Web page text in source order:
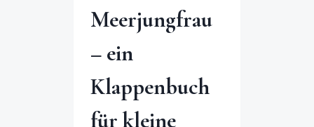
Meerjungfrau
– ein
Klappenbuch
für kleine